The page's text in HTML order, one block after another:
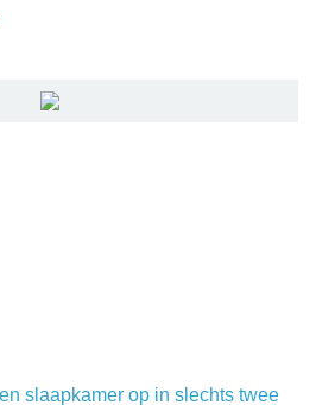
slaapkamer op in slechts twee